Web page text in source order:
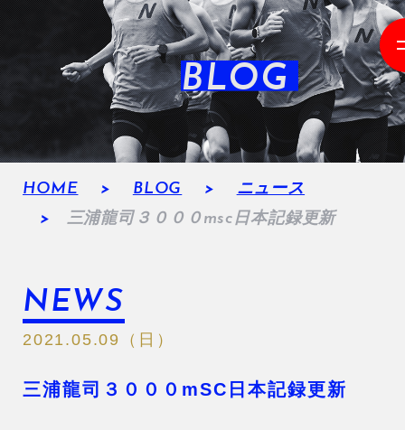
BLOG
HOME BLOG
ニュース
三浦龍司３０００msc日本記録更新
NEWS
2021.05.09（日）
三浦龍司３０００mSC日本記録更新